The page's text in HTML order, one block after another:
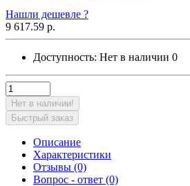
Нашли дешевле ?
9 617.59 р.
Доступность: Нет в наличии 0
Нет в наличии!
Быстрый заказ
Описание
Характеристики
Отзывы (0)
Вопрос - ответ (0)